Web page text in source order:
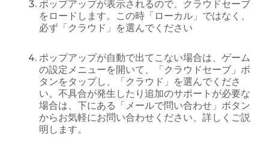
ポップアップが表示されるので、クラウドセーブ
をロードします。この時「ローカル」ではなく、
必ず「クラウド」を選んでください
ポップアップが自動で出てこない場合は、ゲーム
の設定メニューを開いて、「クラウドセーブ」ボ
タンをタップし、「クラウド」を選んでくださ
い。不具合が発生したり追加のサポートが必要な
場合は、下にある「メールで問い合わせ」ボタン
からお気軽にお問い合わせください、詳しくご説
明します。